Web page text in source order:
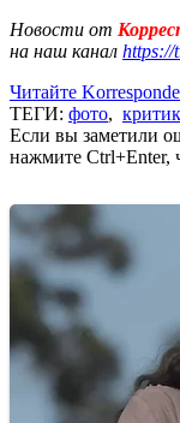
Новости от
на наш канал https://
Читайте
ТЕГИ: фото,
Если вы заметили
нажмите Ctrl+Enter,